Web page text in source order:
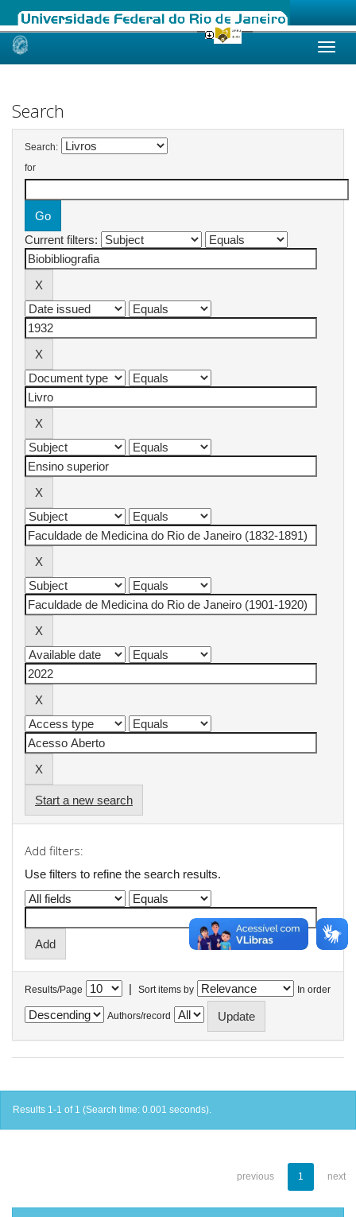
Skip
Search
Search:
for
Current filters:
Start a new search
Add filters:
Use filters to refine the search results.
Results/Page | Sort items by In order
Authors/record
Results 1-1 of 1 (Search time: 0.001 seconds).
previous 1 next